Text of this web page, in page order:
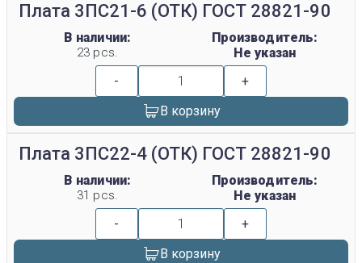
Плата 3ПС21-6 (ОТК) ГОСТ 28821-90
В наличии:
23 pcs.
Производитель:
Не указан
-
+
В корзину
Плата 3ПС22-4 (ОТК) ГОСТ 28821-90
В наличии:
31 pcs.
Производитель:
Не указан
-
+
В корзину